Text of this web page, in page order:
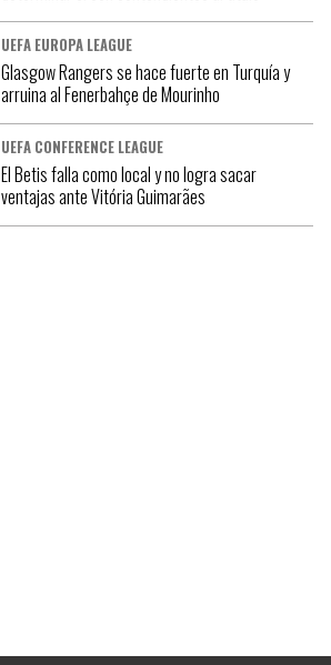
UEFA EUROPA LEAGUE
Glasgow Rangers se hace fuerte en Turquía y
arruina al Fenerbahçe de Mourinho
UEFA CONFERENCE LEAGUE
El Betis falla como local y no logra sacar
ventajas ante Vitória Guimarães